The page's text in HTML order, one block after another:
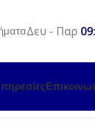
Δευ - Παρ